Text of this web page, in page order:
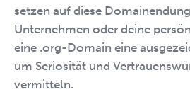
setzen auf diese
Unternehmen oder deine
eine .org-Domain eine
um Seriosität und
vermitteln.